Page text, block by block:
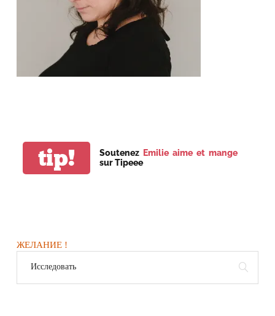
tip! Soutenez Emilie aime et mange
sur Tipeee
ЖЕЛАНИЕ !